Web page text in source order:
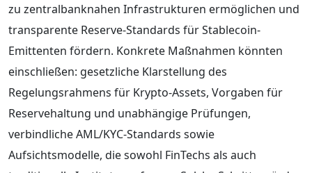
zu zentralbanknahen Infrastrukturen ermöglichen und
transparente Reserve-Standards für Stablecoin-
Emittenten fördern. Konkrete Maßnahmen könnten
einschließen: gesetzliche Klarstellung des
Regelungsrahmens für Krypto-Assets, Vorgaben für
Reservehaltung und unabhängige Prüfungen,
verbindliche AML/KYC-Standards sowie
Aufsichtsmodelle, die sowohl FinTechs als auch